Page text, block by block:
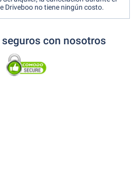
Driveboo no tiene ningún costo.
con nosotros